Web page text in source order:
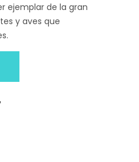
ejemplar de la gran
y aves que